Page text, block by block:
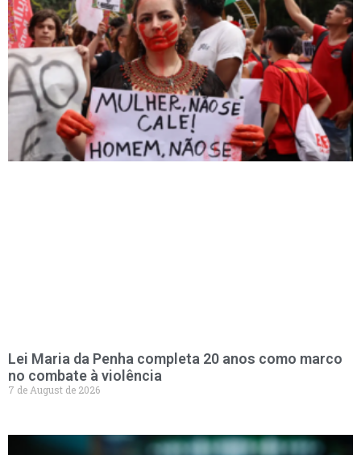
Lei Maria da Penha completa 20 anos como marco
no combate à violência
7 de August de 2026